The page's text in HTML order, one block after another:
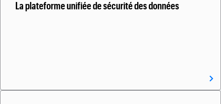
La plateforme unifiée de sécurité des données